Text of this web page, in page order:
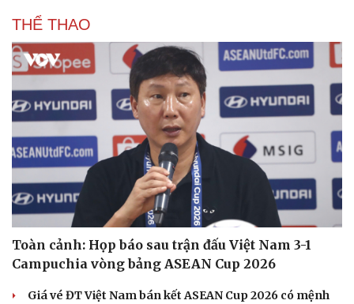
THỂ THAO
Toàn cảnh: Họp báo sau trận đấu Việt Nam 3-1
Campuchia vòng bảng ASEAN Cup 2026
Giá vé ĐT Việt Nam bán kết ASEAN Cup 2026 có mệnh